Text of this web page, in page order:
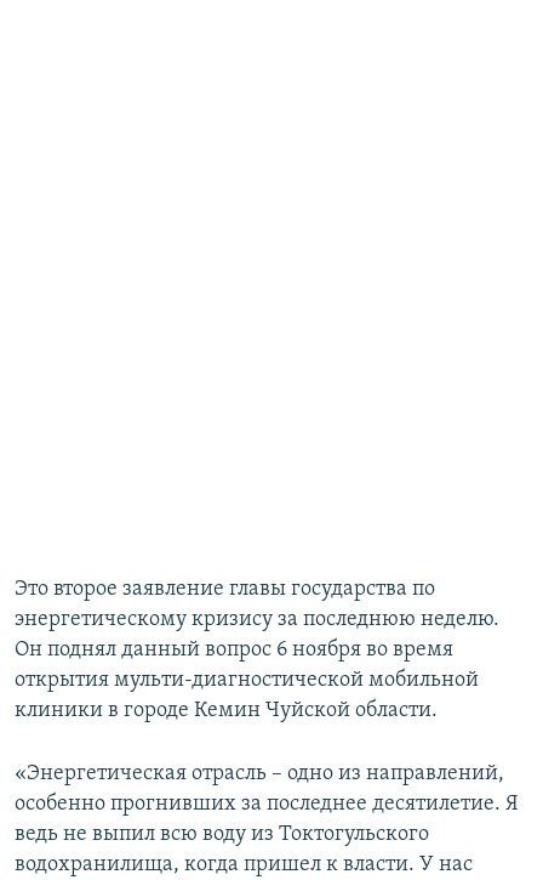
Это второе заявление главы государства по
энергетическому кризису за последнюю неделю.
Он поднял данный вопрос 6 ноября во время
открытия мульти-диагностической мобильной
клиники в городе Кемин Чуйской области.
«Энергетическая отрасль – одно из направлений,
особенно прогнивших за последнее десятилетие. Я
ведь не выпил всю воду из Токтогульского
водохранилища, когда пришел к власти. У нас